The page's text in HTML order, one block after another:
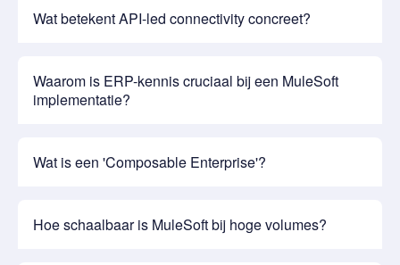
Wat betekent API-led connectivity concreet?
Waarom is ERP-kennis cruciaal bij een MuleSoft
implementatie?
Wat is een 'Composable Enterprise'?
Hoe schaalbaar is MuleSoft bij hoge volumes?